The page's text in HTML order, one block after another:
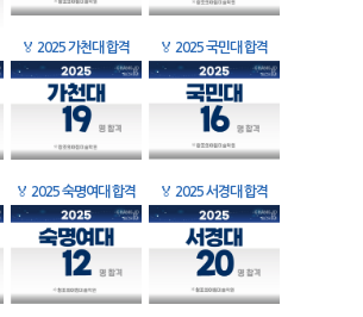
🏅 2025 가천대 합격 🏅 2025 국민대 합격
🏅 2025 숙명여대 합격 🏅 2025 서경대 합격